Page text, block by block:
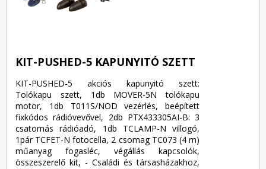
KIT-PUSHED-5 KAPUNYITÓ SZETT
KIT-PUSHED-5 akciós kapunyitó szett:
Tolókapu szett, 1db MOVER-5N tolókapu
motor, 1db T011S/NOD vezérlés, beépített
fixkódos rádióvevővel, 2db PTX433305AI-B: 3
csatornás rádióadó, 1db TCLAMP-N villogó,
1pár TCFET-N fotocella, 2 csomag TC073 (4 m)
műanyag fogasléc, végállás kapcsolók,
összeszerelő kit, - Családi és társasházakhoz,